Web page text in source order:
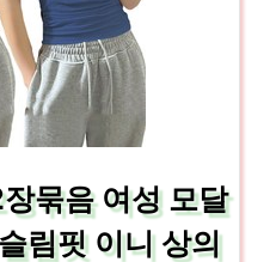
묶음 여성 모달
림핏 이니 상의